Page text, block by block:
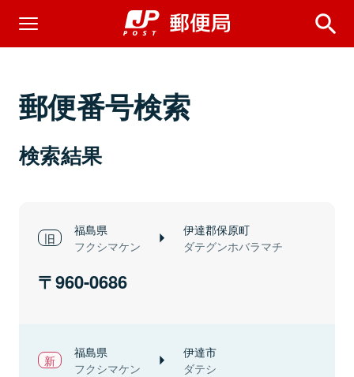
郵便番号検索
検索結果
福島県
フクシマケン
伊達郡保原町
ダテグンホバラマチ
960-0686
福島県
フクシマケン
伊達市
ダテシ